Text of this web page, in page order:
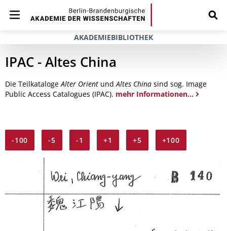
AKADEMIEBIBLIOTHEK
IPAC - Altes China
Die TeilkatalogeAlter Orient undAltes China sind sog. Image
Public Access Catalogues (IPAC). mehr Informationen...
-100 -5 -1 +1 +5 +100